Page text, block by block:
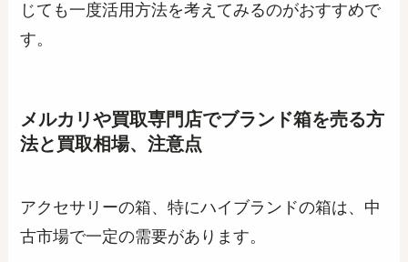
じても一度活用方法を考えてみるのがおすすめで
す。
メルカリや買取専門店でブランド箱を売る方
法と買取相場、注意点
アクセサリーの箱、特にハイブランドの箱は、中
古市場で一定の需要があります。